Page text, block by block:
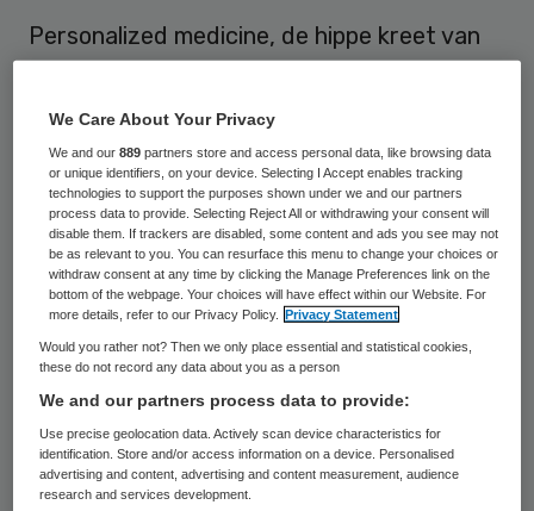
Personalized medicine, de hippe kreet van
zijn behandelingen gebaseerd op ieders
neiging tot bepaalde lichaamsstoffen als
bloed en gal?
Maar tegenwoordig wordt er iets heel
anders mee bedoeld. Een silver bullet: Iets
duurders en meer high tech:
geneesmiddelen aanpassen aan het genoom
van de patiënt, of beter gezegd, aan het
genoom van diens zieke cellen.
Als hematoloog paste ik mijn beleid ook zo
We Care About Your Privacy
We and our889 partners store and access personal data, like browsing data
or unique identifiers, on your device. Selecting I Accept enables tracking
technologies to support the purposes shown under we and our partners
process data to provide. Selecting Reject All or withdrawing your consent will
disable them. If trackers are disabled, some content and ads you see may not
be as relevant to you. You can resurface this menu to change your choices or
withdraw consent at any time by clicking the Manage Preferences link on the
bottom of the webpage. Your choices will have effect within our Website. For
more details, refer to our Privacy Policy.
Privacy Statement
Would you rather not? Then we only place essential and statistical cookies,
these do not record any data about you as a person
We and our partners process data to provide:
Use precise geolocation data. Actively scan device characteristics for
identification. Store and/or access information on a device. Personalised
advertising and content, advertising and content measurement, audience
research and services development.